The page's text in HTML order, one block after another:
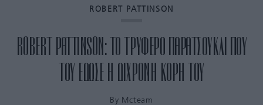
ROBERT PATTINSON
ROBERT PATTINSON: ΤΟ ΤΡΥΦΕΡΟ ΠΑΡΑΤΣΟΥΚΛΙ ΠΟΥ
ΤΟΥ ΕΔΩΣΕ Η ΔΙΧΡΟΝΗ ΚΟΡΗ ΤΟΥ
By Mcteam